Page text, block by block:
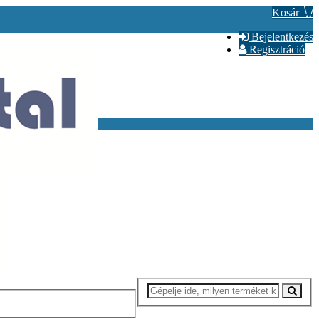
Kosár
Bejelentkezés
Regisztráció